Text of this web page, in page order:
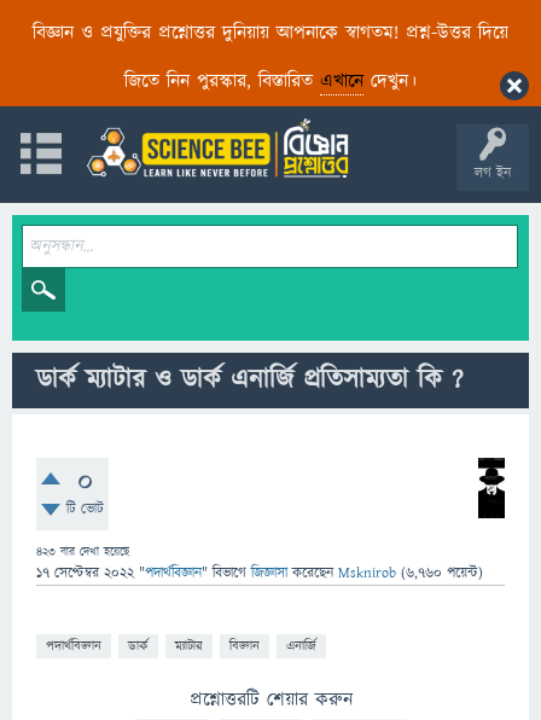
বিজ্ঞান ও প্রযুক্তির প্রশ্নোত্তর দুনিয়ায় আপনাকে স্বাগতম! প্রশ্ন-উত্তর দিয়ে
জিতে নিন পুরস্কার, বিস্তারিত এখানেদেখুন।
লগ ইন
ডার্ক ম্যাটার ও ডার্ক এনার্জি প্রতিসাম্যতা কি ?
0
টি ভোট
423 বার দেখা হয়েছে
17 সেপ্টেম্বর 2022 "পদার্থবিজ্ঞান" বিভাগে জিজ্ঞাসাকরেছেনMsknirob (6,760 পয়েন্ট)
পদার্থবিজ্ঞান ডার্ক ম্যাটার বিজ্ঞান এনার্জি
প্রশ্নোত্তরটি শেয়ার করুন